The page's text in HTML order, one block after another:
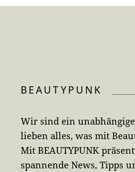
BEAUTYPUNK
Wir sind ein
lieben alles, was mit
Mit BEAUTYPUNK
spannende News, Tipps